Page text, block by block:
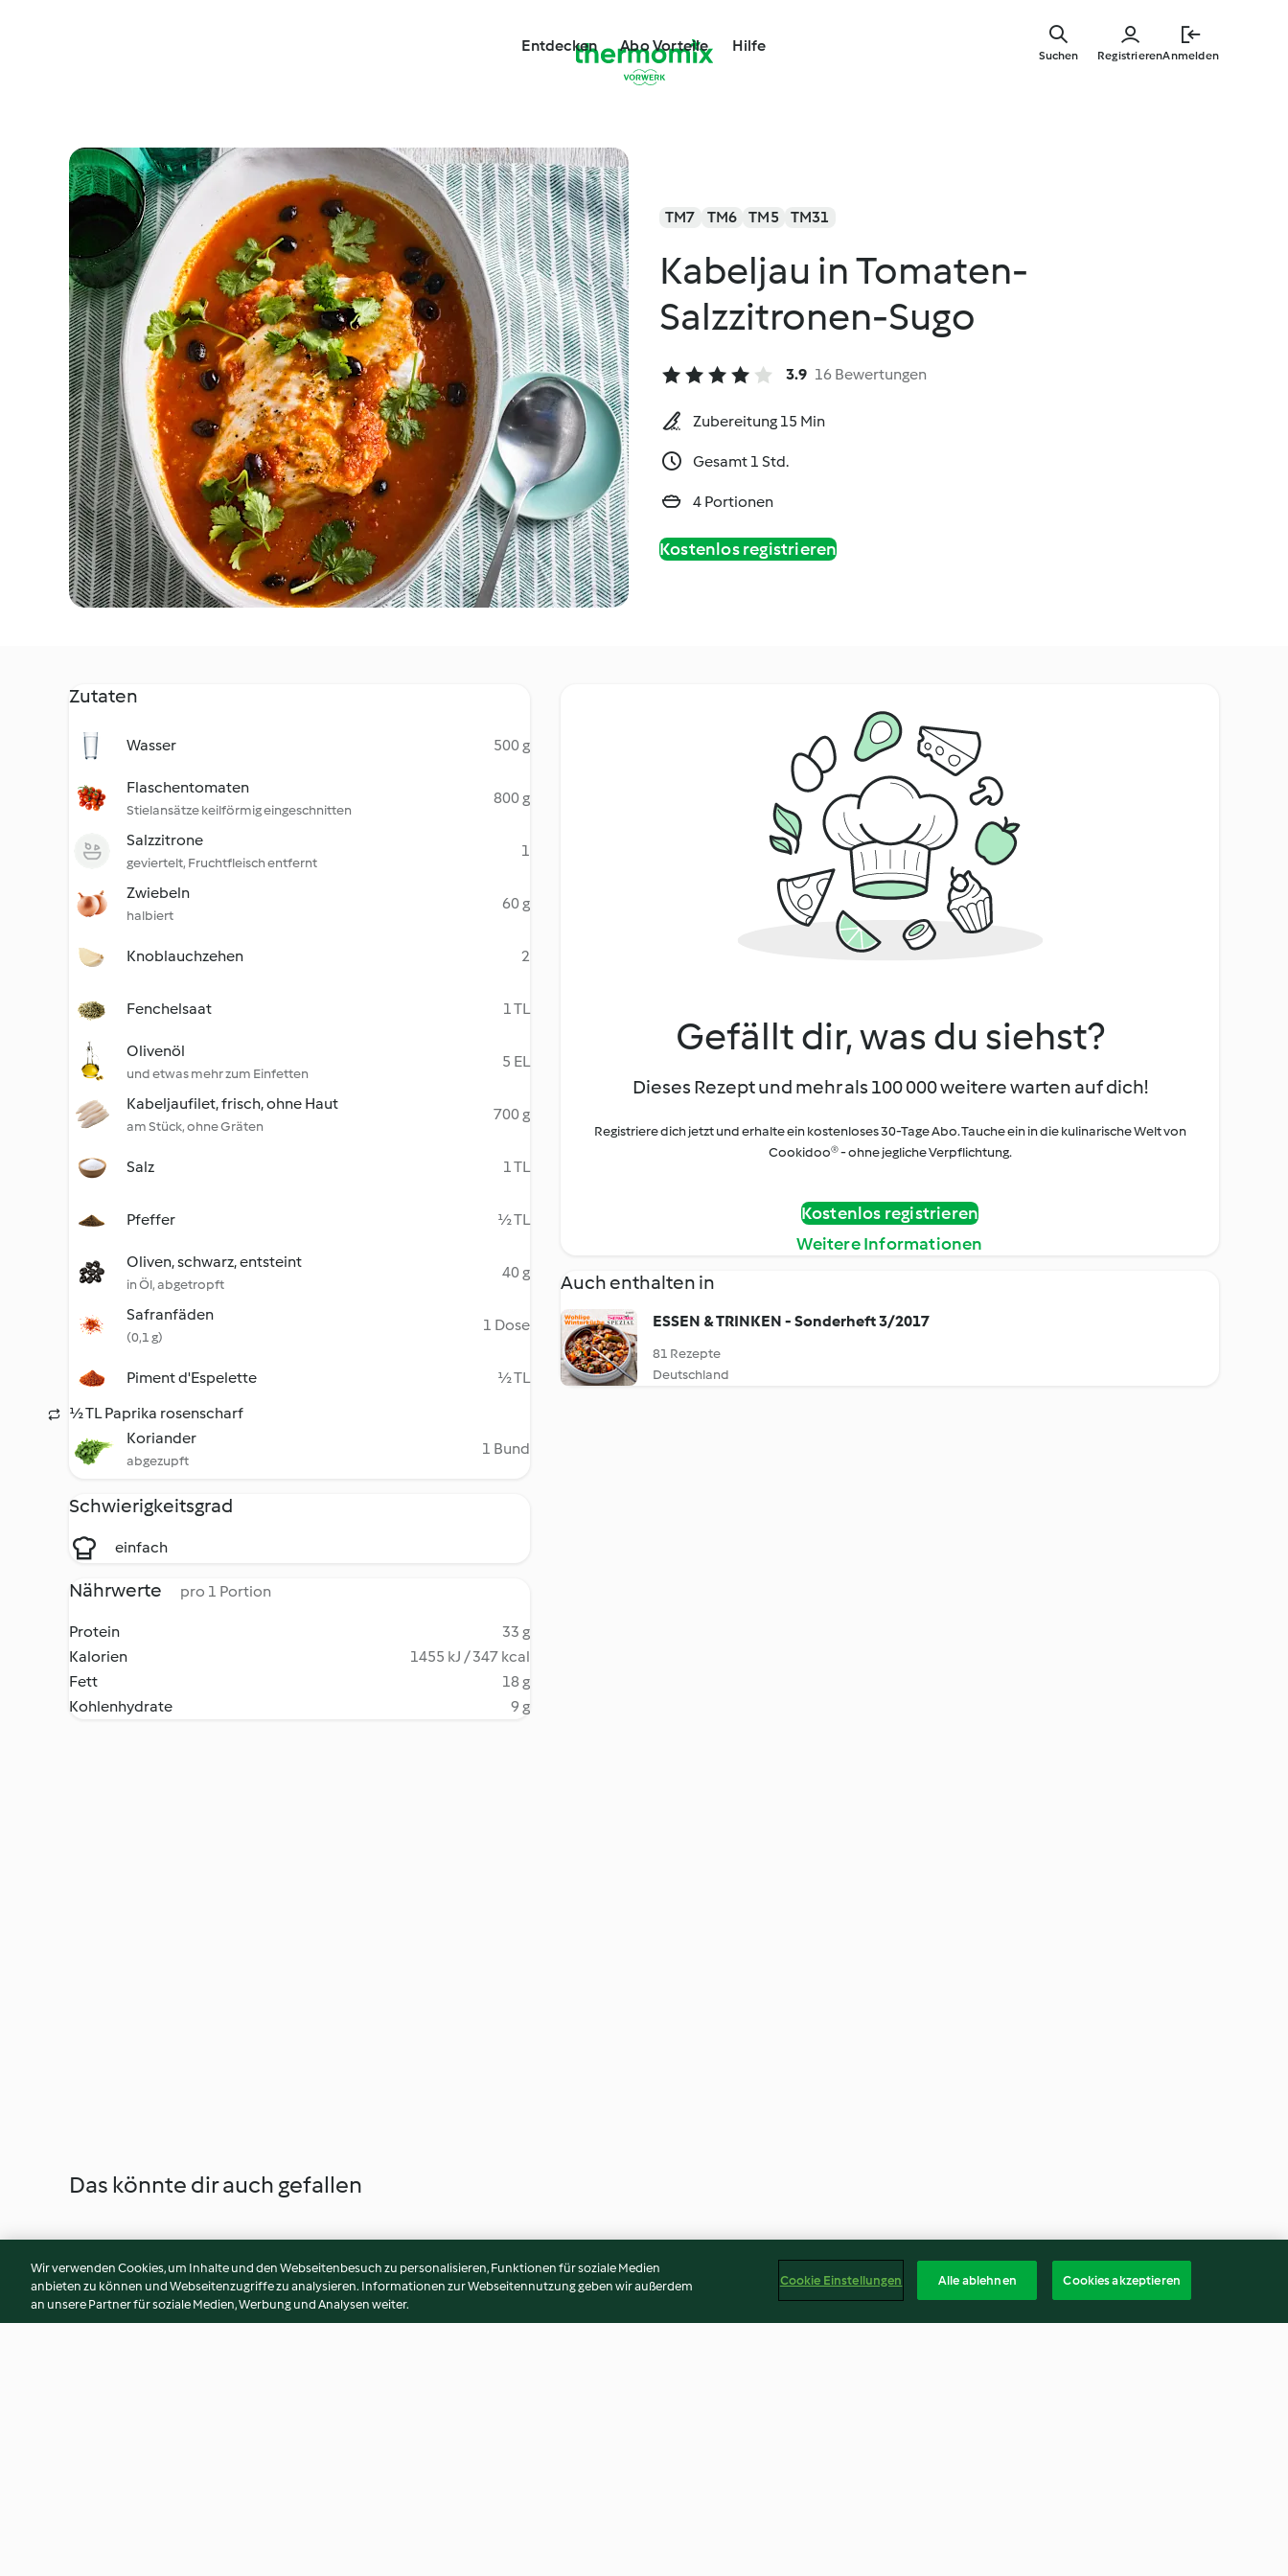
springen
Entdecken Abo Vorteile Hilfe
RegistrierenAnmelden
Suchen
TM7 TM6 TM5 TM31
Kabeljau in Tomaten-
Salzzitronen-Sugo
3.9 16 Bewertungen
Zubereitung 15 Min
Gesamt 1 Std.
4 Portionen
Kostenlos registrieren
Zutaten
Wasser 500 g
Flaschentomaten
Stielansätze keilförmig eingeschnitten
800 g
Salzzitrone
geviertelt, Fruchtfleisch entfernt
1
Zwiebeln
halbiert
60 g
Knoblauchzehen 2
Fenchelsaat 1 TL
Olivenöl
und etwas mehr zum Einfetten
5 EL
Kabeljaufilet, frisch, ohne Haut
am Stück, ohne Gräten
700 g
Salz 1 TL
Pfeffer ½ TL
Oliven, schwarz, entsteint
in Öl, abgetropft
40 g
Safranfäden
(0,1 g)
1 Dose
Piment d'Espelette
½ TL
½ TL Paprika rosenscharf
Koriander
abgezupft
1 Bund
Schwierigkeitsgrad
einfach
Nährwerte pro 1 Portion
Protein
33 g
Kalorien
1455 kJ / 347 kcal
Fett
18 g
Kohlenhydrate
9 g
Gefällt dir, was du siehst?
Dieses Rezept und mehr als 100 000 weitere warten auf dich!
Registriere dich jetzt und erhalte ein kostenloses 30-Tage Abo. Tauche ein in die kulinarische Welt von
Cookidoo® - ohne jegliche Verpflichtung.
Kostenlos registrieren
Weitere Informationen
Auch enthalten in
ESSEN & TRINKEN - Sonderheft 3/2017
81 Rezepte
Deutschland
Das könnte dir auch gefallen
Wir verwenden Cookies, um Inhalte und den Webseitenbesuch zu personalisieren, Funktionen für soziale Medien
anbieten zu können und Webseitenzugriffe zu analysieren. Informationen zur Webseitennutzung geben wir außerdem
an unsere Partner für soziale Medien, Werbung und Analysen weiter.
Cookie Einstellungen Alle ablehnen Cookies akzeptieren